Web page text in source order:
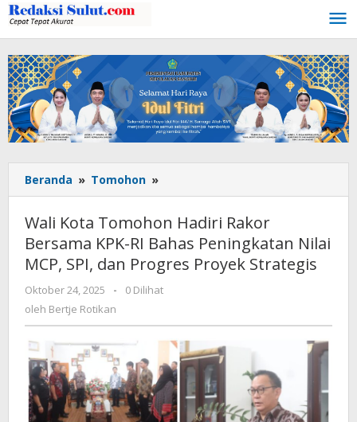
Lewati
ke
konten
Beranda » Tomohon »
Kota
Tomohon
Hadiri
Rakor
Bersama
RI
Peningkatan
Nilai
MCP,
SPI,
dan
Progres
Wali Kota Tomohon Hadiri Rakor
Bersama KPK-RI Bahas Peningkatan Nilai
MCP, SPI, dan Progres Proyek Strategis
Oktober 24, 2025
oleh
Bertje
-
0 Dilihat
oleh Bertje Rotikan